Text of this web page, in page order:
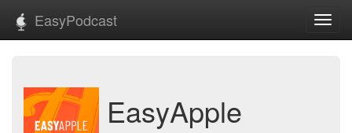
EasyPodcast
EasyApple